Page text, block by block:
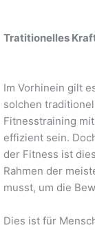
Tratitionelles
Im Vorhinein gilt
solchen
Fitnesstraining
effizient sein.
der Fitness ist
Rahmen der
musst, um die
Dies ist für